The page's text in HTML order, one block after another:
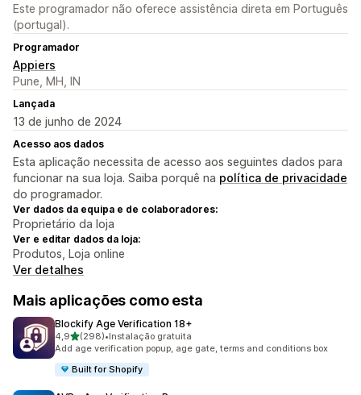
Este programador não oferece assistência direta em Português
(portugal).
Programador
Appiers
Pune, MH, IN
Lançada
13 de junho de 2024
Acesso aos dados
Esta aplicação necessita de acesso aos seguintes dados para
funcionar na sua loja. Saiba porquê na política de privacidade
do programador.
Ver dados da equipa e de colaboradores:
Proprietário da loja
Ver e editar dados da loja:
Produtos, Loja online
Ver detalhes
Mais aplicações como esta
Blockify Age Verification 18+
4,9de 5 estrelas
(298)
298 total de avaliações
•Instalação gratuita
Add age verification popup, age gate, terms and conditions box
Built for Shopify